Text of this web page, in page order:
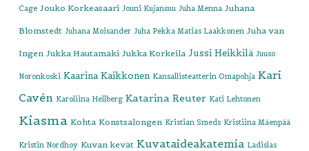
Cage Jouko Korkeasaari Jouni Kujansuu Juha Menna Juhana
Blomstedt Juhana Moisander Juha Pekka Matias Laakkonen Juha van
Ingen Jukka Hautamäki Jukka Korkeila Jussi Heikkilä Juuso
Noronkoski Kaarina Kaikkonen Kansallisteatterin Omapohja Kari
Cavén Karoliina Hellberg Katarina Reuter Kati Lehtonen
Kiasma Kohta Konstsalongen Kristian Smeds Kristiina Mäenpää
Kristin Nordhoy Kuvan kevät Kuvataideakatemia Ladislas